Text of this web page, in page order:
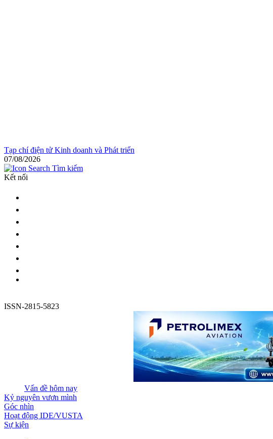
Tạp chí điện tử Kinh doanh và Phát triển
07/08/2026
Tìm kiếm
Kết nối
ISSN-2815-5823
Vấn đề hôm nay
Kỷ nguyên vươn mình
Góc nhìn
Hoạt động IDE/VUSTA
Sự kiện